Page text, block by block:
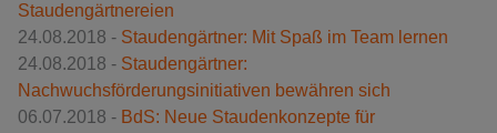
Staudengärtnereien
24.08.2018 - Staudengärtner: Mit Spaß im Team lernen
24.08.2018 - Staudengärtner:
Nachwuchsförderungsinitiativen bewähren sich
06.07.2018 - BdS: Neue Staudenkonzepte für